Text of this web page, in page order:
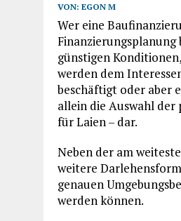
VON: EGON M
Wer eine
günstigen
werden dem
beschäftigt oder aber
allein die Auswahl der
für Laien – dar.
Neben der am
weitere
genauen
werden können.